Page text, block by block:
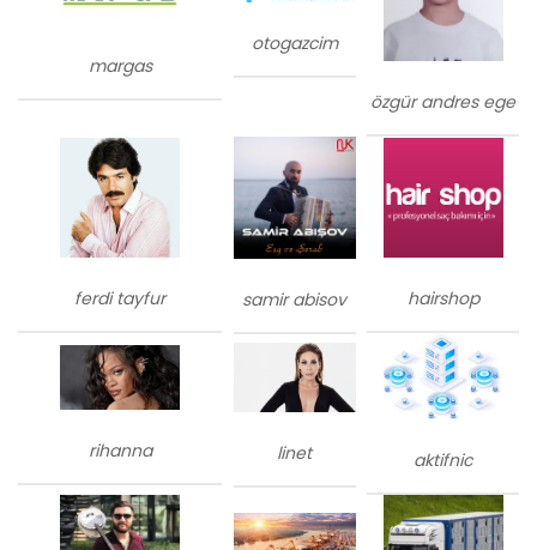
margas
otogazcim
özgür andres ege
ferdi tayfur samir abisov hairshop
rihanna linet aktifnic